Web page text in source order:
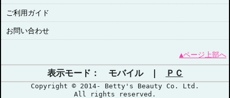
ご利用ガイド
お問い合わせ
▲ページ上部へ
表示モード： モバイル | ＰＣ
Copyright © 2014- Betty's Beauty Co. Ltd.
All rights reserved.